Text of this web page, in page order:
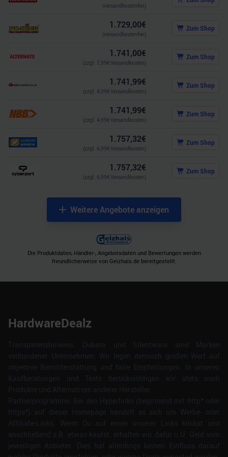
(versandkostenfrei)
1.729,00€
(versandkostenfrei)
Zum Shop
1.741,00€
(zzgl. 7,99€ Versandkosten)
Zum Shop
1.741,99€
(zzgl. 4,99€ Versandkosten)
Zum Shop
1.741,99€
(zzgl. 4,99€ Versandkosten)
Zum Shop
1.757,32€
(zzgl. 6,99€ Versandkosten)
Zum Shop
1.757,32€
(zzgl. 6,99€ Versandkosten)
Zum Shop
Weitere Angebote anzeigen
Die Produktdaten, Händler-, Angebotsdaten und Bewertungen werden
freundlicherweise von Geizhals.de bereitgestellt.
HardwareDealz